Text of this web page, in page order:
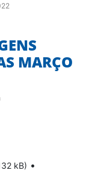
MARÇO
kB) •